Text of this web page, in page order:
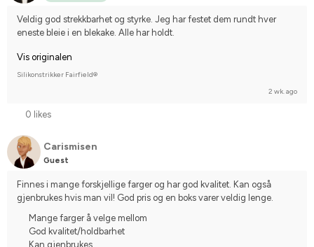
Veldig god strekkbarhet og styrke. Jeg har festet dem rundt hver
eneste bleie i en blekake. Alle har holdt.
Vis originalen
Silikonstrikker Fairfield®
2 wk. ago
0 likes
Carismisen
Guest
Finnes i mange forskjellige farger og har god kvalitet. Kan også
gjenbrukes hvis man vil! God pris og en boks varer veldig lenge.
Mange farger å velge mellom
God kvalitet/holdbarhet
Kan gjenbrukes